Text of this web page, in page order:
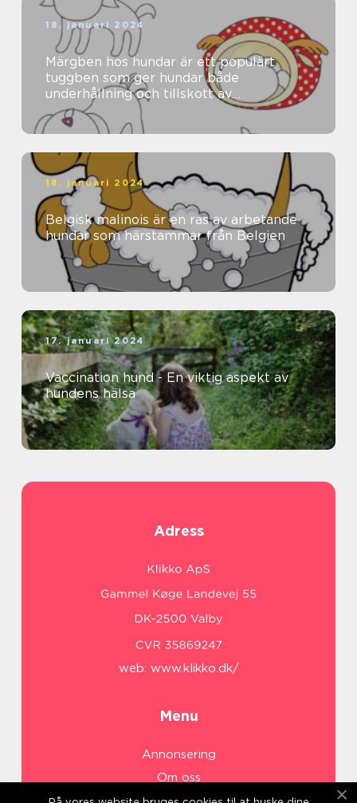
18. januari 2024
Märgben hos hundar är ett populärt
tuggben som ger hundar både
underhållning och tillskott av
näringsämnen
18. januari 2024
Belgisk malinois är en ras av arbetande
hundar som härstammar från Belgien
17. januari 2024
Vaccination hund - En viktig aspekt av
hundens hälsa
Adress
web: www.klikko.dk/
Menu
Annonsering
Om oss